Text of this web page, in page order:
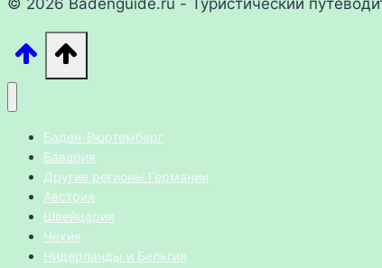
© 2026 Badenguide.ru - Туристический
Баден-Вюртемберг
Бавария
Другие регионы Германии
Австрия
Швейцария
Чехия
Нидерланды и Бельгия